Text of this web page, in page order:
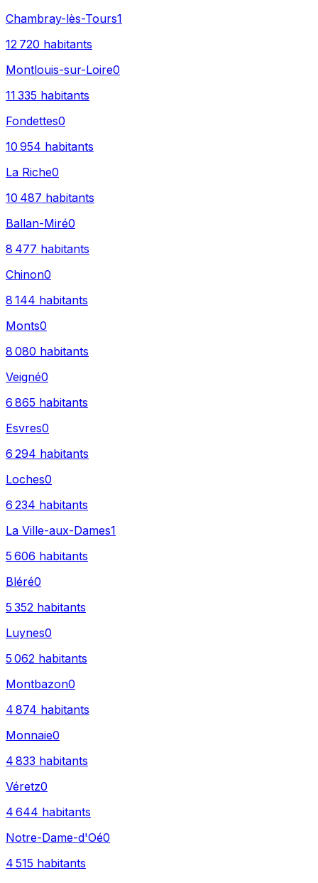
Chambray-lès-Tours1
12 720 habitants
Montlouis-sur-Loire0
11 335 habitants
Fondettes0
10 954 habitants
La Riche0
10 487 habitants
Ballan-Miré0
8 477 habitants
Chinon0
8 144 habitants
Monts0
8 080 habitants
Veigné0
6 865 habitants
Esvres0
6 294 habitants
Loches0
6 234 habitants
La Ville-aux-Dames1
5 606 habitants
Bléré0
5 352 habitants
Luynes0
5 062 habitants
Montbazon0
4 874 habitants
Monnaie0
4 833 habitants
Véretz0
4 644 habitants
Notre-Dame-d'Oé0
4 515 habitants